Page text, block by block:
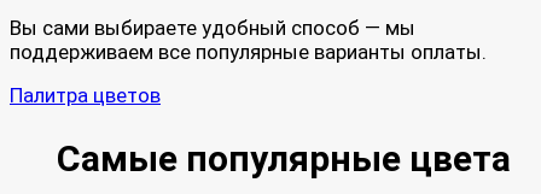
Вы сами выбираете удобный способ — мы
поддерживаем все популярные варианты оплаты.
Палитра цветов
Самые популярные цвета